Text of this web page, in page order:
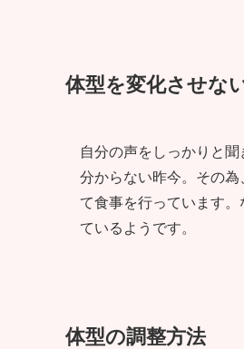
体型を変化させな
自分の声をしっかりと
分からない昨今。その
て食事を行っています
ているようです。
体型の調整方法